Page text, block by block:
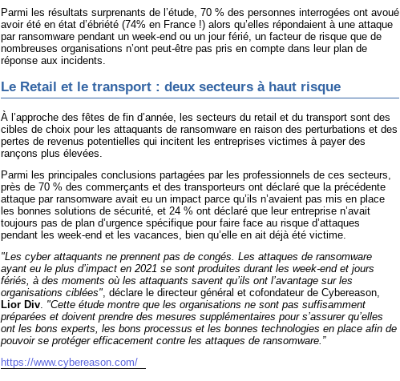
Parmi les résultats surprenants de l’étude, 70 % des personnes interrogées ont avoué
avoir été en état d’ébriété (74% en France !) alors qu’elles répondaient à une attaque
par ransomware pendant un week-end ou un jour férié, un facteur de risque que de
nombreuses organisations n’ont peut-être pas pris en compte dans leur plan de
réponse aux incidents.
Le Retail et le transport : deux secteurs à haut risque
À l’approche des fêtes de fin d’année, les secteurs du retail et du transport sont des
cibles de choix pour les attaquants de ransomware en raison des perturbations et des
pertes de revenus potentielles qui incitent les entreprises victimes à payer des
rançons plus élevées.
Parmi les principales conclusions partagées par les professionnels de ces secteurs,
près de 70 % des commerçants et des transporteurs ont déclaré que la précédente
attaque par ransomware avait eu un impact parce qu’ils n’avaient pas mis en place
les bonnes solutions de sécurité, et 24 % ont déclaré que leur entreprise n’avait
toujours pas de plan d’urgence spécifique pour faire face au risque d’attaques
pendant les week-end et les vacances, bien qu’elle en ait déjà été victime.
"Les cyber attaquants ne prennent pas de congés. Les attaques de ransomware
ayant eu le plus d’impact en 2021 se sont produites durant les week-end et jours
fériés, à des moments où les attaquants savent qu’ils ont l’avantage sur les
organisations ciblées", déclare le directeur général et cofondateur de Cybereason,
Lior Div. "Cette étude montre que les organisations ne sont pas suffisamment
préparées et doivent prendre des mesures supplémentaires pour s’assurer qu’elles
ont les bons experts, les bons processus et les bonnes technologies en place afin de
pouvoir se protéger efficacement contre les attaques de ransomware.”
https://www.cybereason.com/